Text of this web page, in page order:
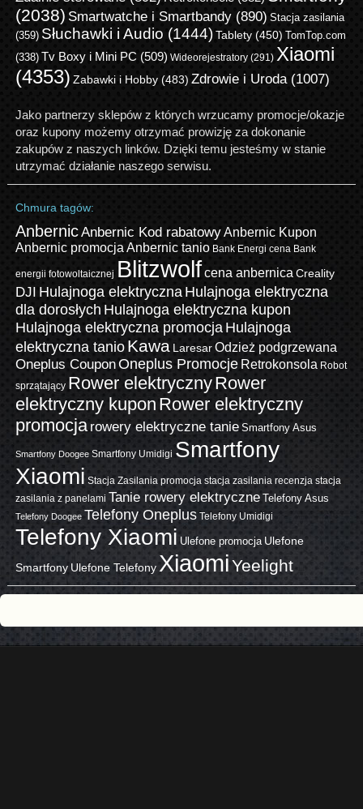
(2038) Smartwatche i Smartbandy(890) Stacja zasilania
(359) Słuchawki i Audio (1444)Tablety(450)
TomTop.com
(338) Tv Boxy i Mini PC (509) Wideorejestratory(291) Xiaomi
(4353) Zabawki i Hobby(483) Zdrowie i Uroda(1007)
Jako partnerzy sklepów z których wrzucamy promocje/okazje
oraz kupony możemy otrzymać prowizję za dokonanie
zakupów z naszych linków. Dzięki temu jesteśmy w stanie
utrzymać działanie naszego serwisu.
Chmura tagów:
AnbernicAnbernic Kod rabatowyAnbernic Kupon
Anbernic promocja Anbernic tanio Bank Energi cena Bank
energii fotowoltaicznej Blitzwolfcena anbernica Creality
DJI Hulajnoga elektrycznaHulajnoga elektryczna
dla dorosłych Hulajnoga elektryczna kupon
Hulajnoga elektryczna promocjaHulajnoga
elektryczna tanioKawa Laresar Odzież podgrzewana
Oneplus CouponOneplus Promocje Retrokonsola Robot
sprzątający Rower elektrycznyRower
elektryczny kupon Rower elektryczny
promocja rowery elektryczne tanie Smartfony Asus
Smartfony Doogee Smartfony Umidigi Smartfony
Xiaomi Stacja Zasilania promocja stacja zasilania recenzja stacja
zasilania z panelami Tanie rowery elektryczne Telefony Asus
Telefony Doogee Telefony Oneplus Telefony Umidigi
Telefony Xiaomi Ulefone promocja Ulefone
Smartfony Ulefone Telefony XiaomiYeelight